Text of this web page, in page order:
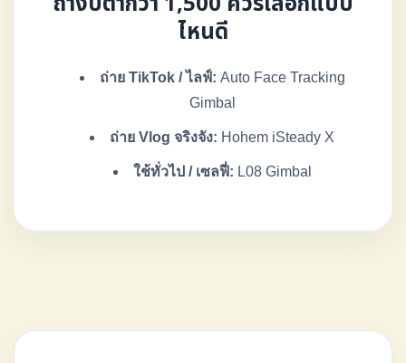
ไหนดี
ถ่าย TikTok / ไลฟ์: Auto Face Tracking
Gimbal
ถ่าย Vlog จริงจัง: Hohem iSteady X
ใช้ทั่วไป / เซลฟี่: L08 Gimbal